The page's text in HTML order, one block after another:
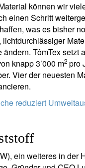
können wir
einen Schritt
was es bisher
TômTex
knapp 3’000 m2 pro
Vier der neuesten
reduziert
ein weiteres in der